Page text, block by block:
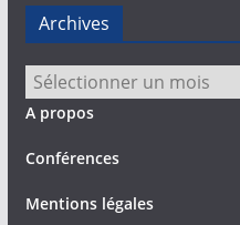
Archives
Archives
A propos
Conférences
Mentions légales